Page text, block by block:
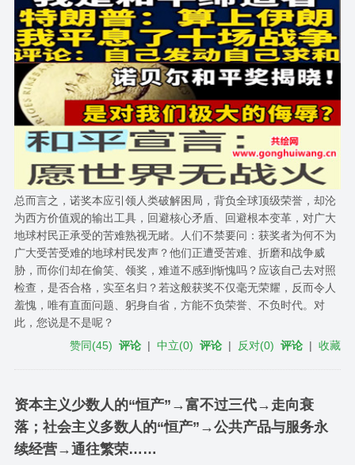
总而言之，诺奖本应引领人类破解困局，背负全球顶级荣誉，却沦
为西方价值观的输出工具，回避核心矛盾、回避根本变革，对广大
地球村民正承受的苦难熟视无睹。人们不禁要问：获奖者为何不为
广大受苦受难的地球村民发声？他们正遭受苦难、折磨和战争威
胁，而你们却在偷笑、领奖，难道不感到惭愧吗？应该自己去对照
检查，是否合格，实至名归？若这般获奖不仅毫无荣耀，反而令人
羞愧，唯有直面问题、躬身自省，方能不负荣誉、不负时代。对
此，您说是不是呢？
赞同(45) 评论 |中立(0) 评论 | 反对(0) 评论 |收藏
资本主义少数人的“恒产”→富不过三代→走向衰
落；社会主义多数人的“恒产”→公共产品与服务永
续经营→通往繁荣……